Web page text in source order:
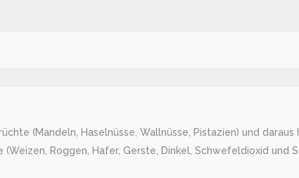
(Mandeln, Haselnüsse, Wallnüsse, Pistazien) und
Roggen, Hafer, Gerste, Dinkel, Schwefeldioxid und